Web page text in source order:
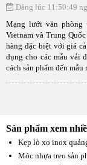
Đăng lúc 11:50:49
Mạng lưới văn phòng
Vietnam và Trung
hàng đặc biệt với giá cả
dụng cho các mẫu vải
cách sản phẩm đến mẫu
Sản phẩm xem
Kẹp lò xo inox
Móc nhựa treo sản